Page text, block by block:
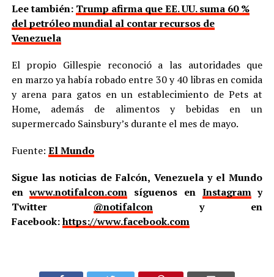
Lee también: Trump afirma que EE. UU. suma 60 %
del petróleo mundial al contar recursos de
Venezuela
El propio Gillespie reconoció a las autoridades que
en marzo ya había robado entre 30 y 40 libras en comida
y arena para gatos en un establecimiento de Pets at
Home, además de alimentos y bebidas en un
supermercado Sainsbury’s durante el mes de mayo.
Fuente: El Mundo
Sigue las noticias de Falcón, Venezuela y el Mundo
enwww.notifalcon.com síguenos en Instagramy
Twitter @notifalcony en
Facebook:https://www.facebook.com